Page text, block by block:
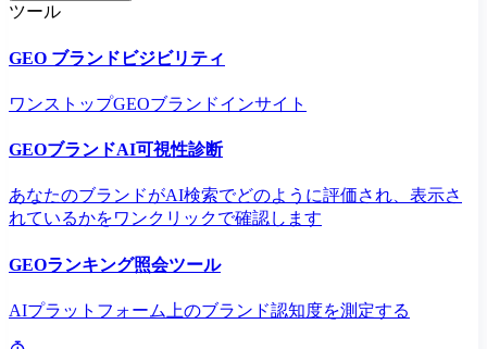
ツール
GEO ブランドビジビリティ
ワンストップGEOブランドインサイト
GEOブランドAI可視性診断
あなたのブランドがAI検索でどのように評価され、表示さ
れているかをワンクリックで確認します
GEOランキング照会ツール
AIプラットフォーム上のブランド認知度を測定する